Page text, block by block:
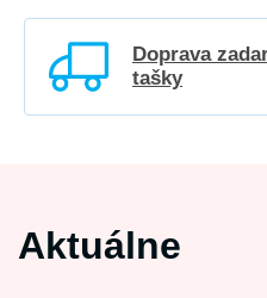
Doprava
tašky
Aktuálne